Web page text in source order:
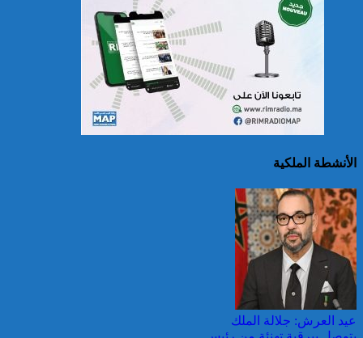
حرائق الغابات : الاتحاد
الأوروبي يعبئ إمكانياته
لدعم فرنسا والبرتغال
25 قتيلا و2823 جريحا
حصيلة حوادث السير
بالمناطق الحضرية خلال
الأسبوع المنصرم
الأنشطة الملكية
عيد العرش: جلالة الملك